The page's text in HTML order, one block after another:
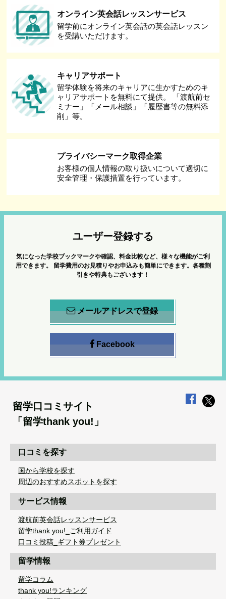
オンライン英会話レッスンサービス
留学前にオンライン英会話の英会話レッスン
を受講いただけます。
キャリアサポート
留学体験を将来のキャリアに生かすためのキ
ャリアサポートを無料にて提供。 「渡航前セ
ミナー」「メール相談」「履歴書等の無料添
削」等。
プライバシーマーク取得企業
お客様の個人情報の取り扱いについて適切に
安全管理・保護措置を行っています。
ユーザー登録する
気になった学校ブックマークや確認、料金比較など、様々な機能がご利
用できます。
留学費用のお見積りやお申込みも簡単にできます。各種割
引きや特典もございます！
メールアドレスで登録
Facebook
留学口コミサイト
「留学thank you!」
口コミを探す
国から学校を探す
周辺のおすすめスポットを探す
サービス情報
渡航前英会話レッスンサービス
留学thank you!_ご利用ガイド
口コミ投稿_ギフト券プレゼント
留学情報
留学コラム
thank you!ランキング